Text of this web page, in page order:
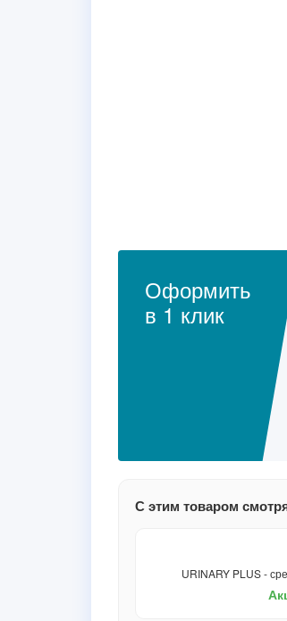
Оформить
в 1 клик
С этим товаром
URINARY PLUS -